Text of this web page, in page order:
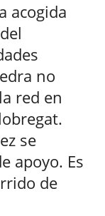
acogida
no
red en
se
apoyo. Es
de